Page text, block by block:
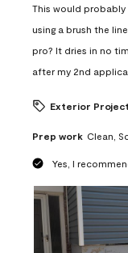
This would probably
using a brush the
pro? It dries in no
after my 2nd
Exterior Project
Prep work Clean,
Yes, I